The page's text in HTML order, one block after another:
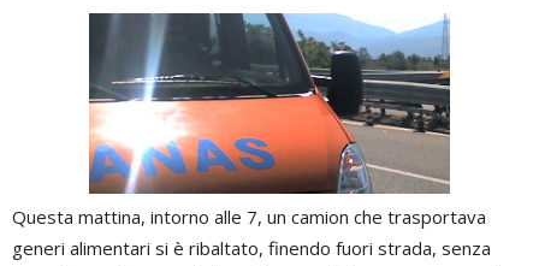
Questa mattina, intorno alle 7, un camion che trasportava
generi alimentari si è ribaltato, finendo fuori strada, senza